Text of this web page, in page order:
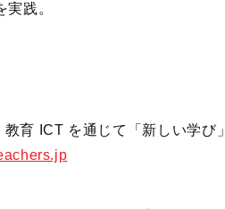
実践。
教育 ICT を通じて「新しい学び